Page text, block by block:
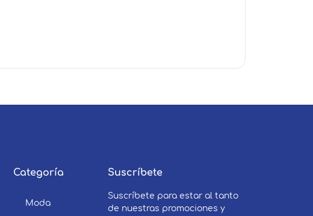
Categoría
Moda
Suscríbete
Suscríbete para estar al tanto
de nuestras promociones y